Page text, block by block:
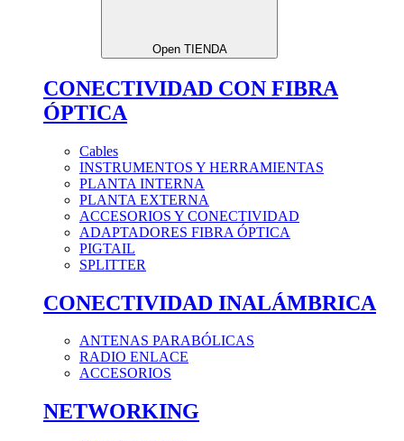
Open TIENDA
CONECTIVIDAD CON FIBRA
ÓPTICA
Cables
INSTRUMENTOS Y HERRAMIENTAS
PLANTA INTERNA
PLANTA EXTERNA
ACCESORIOS Y CONECTIVIDAD
ADAPTADORES FIBRA ÓPTICA
PIGTAIL
SPLITTER
CONECTIVIDAD INALÁMBRICA
ANTENAS PARABÓLICAS
RADIO ENLACE
ACCESORIOS
NETWORKING